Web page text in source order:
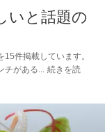
いと話題の
件掲載しています。
チがある
続きを読